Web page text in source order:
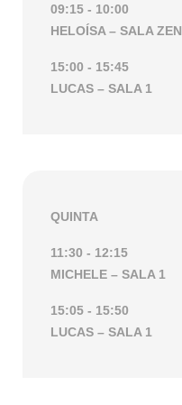
09:15 - 10:00
HELOÍSA – SALA ZEN
15:00 - 15:45
LUCAS – SALA 1
QUINTA
11:30 - 12:15
MICHELE – SALA 1
15:05 - 15:50
LUCAS – SALA 1